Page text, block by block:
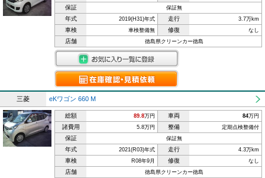
保証 保証無
年式 2019(H31)年式 走行 3.7万km
車検 車検整備無 修復 なし
店舗 徳島県クリーンカー徳島
三菱 eKワゴン 660 M
総額 89.8万円 車両 84万円
諸費用 5.8万円 整備 定期点検整備付
保証 保証無
年式 2021(R03)年式 走行 4.3万km
車検 R08年9月 修復 なし
店舗 徳島県クリーンカー徳島